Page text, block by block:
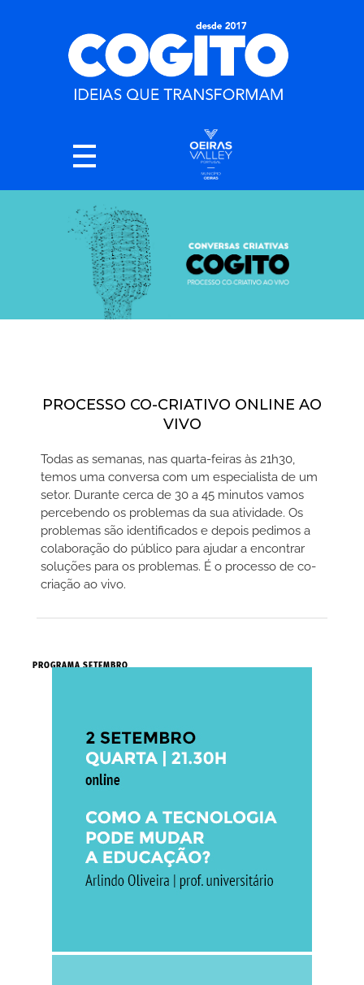
PROCESSO CO-CRIATIVO ONLINE AO
VIVO
Todas as semanas, nas quarta-feiras às 21h30,
temos uma conversa com um especialista de um
setor. Durante cerca de 30 a 45 minutos vamos
percebendo os problemas da sua atividade. Os
problemas são identificados e depois pedimos a
colaboração do público para ajudar a encontrar
soluções para os problemas. É o processo de co-
criação ao vivo.
PROGRAMA SETEMBRO